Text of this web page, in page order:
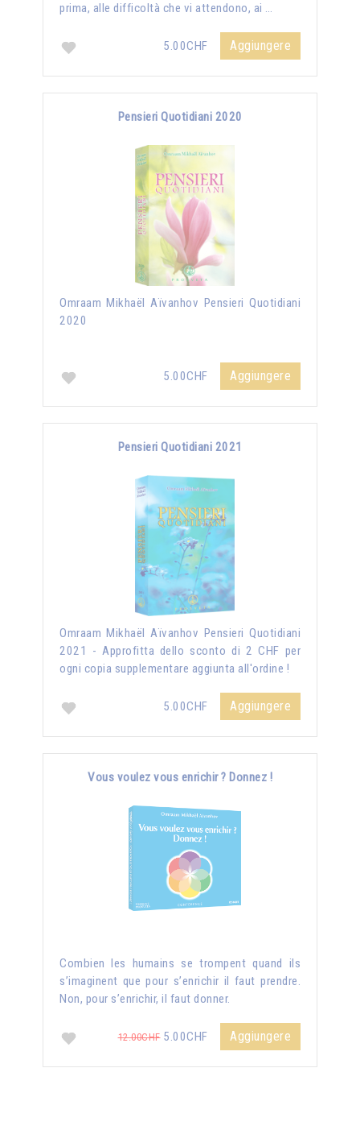
prima, alle difficoltà che vi attendono, ai …
5.00CHF Aggiungere
Pensieri Quotidiani 2020
Omraam Mikhaël Aïvanhov Pensieri Quotidiani
2020
5.00CHF Aggiungere
Pensieri Quotidiani 2021
Omraam Mikhaël Aïvanhov Pensieri Quotidiani
2021 - Approfitta dello sconto di 2 CHF per
ogni copia supplementare aggiunta all'ordine !
5.00CHF Aggiungere
Vous voulez vous enrichir ? Donnez !
Combien les humains se trompent quand ils
s’imaginent que pour s’enrichir il faut prendre.
Non, pour s’enrichir, il faut donner.
12.00CHF5.00CHF Aggiungere